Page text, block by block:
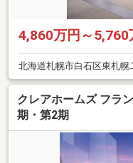
4,860万円～5,760
北海道札幌市白石区東札幌
クレアホームズ フラ
期・第2期